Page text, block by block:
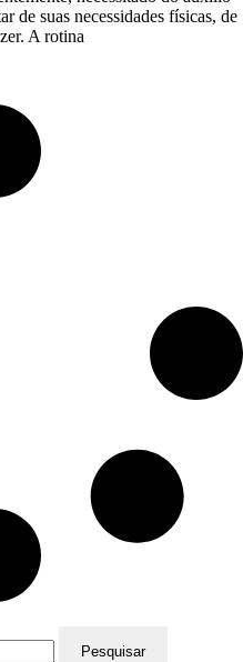
de suas necessidades físicas, de
A rotina